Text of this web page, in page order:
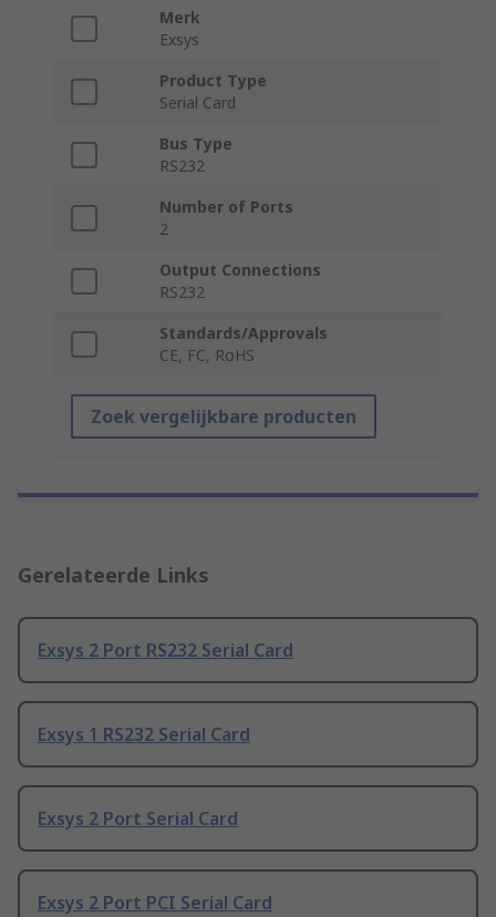
Merk
Exsys
Product Type
Serial Card
Bus Type
RS232
Number of Ports
2
Output Connections
RS232
Standards/Approvals
CE, FC, RoHS
Zoek vergelijkbare producten
Gerelateerde Links
Exsys 2 Port RS232 Serial Card
Exsys 1 RS232 Serial Card
Exsys 2 Port Serial Card
Exsys 2 Port PCI Serial Card